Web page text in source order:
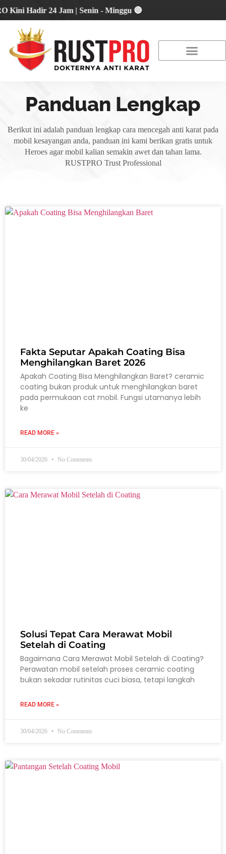
Hadir 24 Jam | Senin - Minggu 🔴
Panduan Lengkap
Berikut ini adalah panduan lengkap cara mencegah anti karat pada
mobil kesayangan anda, panduan ini kami berikan gratis untuk
Heroes agar mobil kalian semakin awet dan tahan lama.
RUSTPRO Trust Professional
Fakta Seputar Apakah Coating Bisa
Menghilangkan Baret 2026
Apakah Coating Bisa Menghilangkan Baret? ceramic
coating bukan produk untuk menghilangkan baret
pada permukaan cat mobil. Fungsi utamanya lebih
ke
READ MORE »
30/04/2026 No Comments
Solusi Tepat Cara Merawat Mobil
Setelah di Coating
Bagaimana Cara Merawat Mobil Setelah di Coating?
Perawatan mobil setelah proses ceramic coating
bukan sekadar rutinitas cuci biasa, tetapi langkah
READ MORE »
30/04/2026 No Comments